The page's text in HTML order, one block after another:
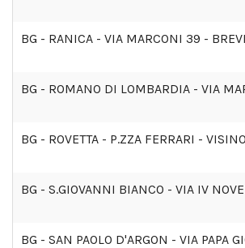
BG - RANICA - VIA MARCONI 39 -
BG - ROMANO DI LOMBARDIA - VIA
BG - ROVETTA - P.ZZA FERRARI -
BG - S.GIOVANNI BIANCO - VIA IV
BG - SAN PAOLO D'ARGON - VIA PAPA